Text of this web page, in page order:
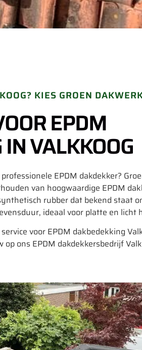
KIES GROEN
EPDM
VALKKOOG
EPDM dakdekker?
van hoogwaardige EPDM
rubber dat bekend staat
ideaal voor platte en licht
voor EPDM dakbedekking
ons EPDM dakdekkersbedrijf